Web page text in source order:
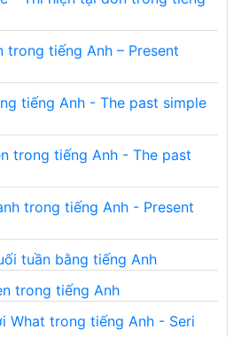
trong tiếng Anh – Present
tiếng Anh - The past simple
trong tiếng Anh - The past
trong tiếng Anh - Present
tuần bằng tiếng Anh
trong tiếng Anh
What trong tiếng Anh - Seri